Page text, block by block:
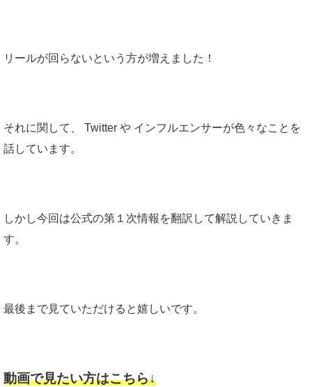
リールが回らないという方が増えました！
それに関して、 Twitter や インフルエンサーが色々なことを
話しています。
しかし今回は公式の第１次情報を翻訳して解説していきま
す。
最後まで見ていただけると嬉しいです。
動画で見たい方はこちら↓